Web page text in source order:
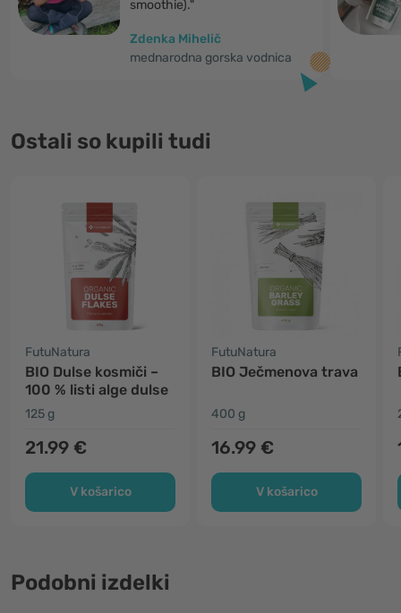
smoothie)."
Zdenka Mihelič
mednarodna gorska vodnica
Ostali so kupili tudi
FutuNatura
BIO Dulse kosmiči –
100 % listi alge dulse
125 g
21.99 €
V košarico
FutuNatura
BIO Ječmenova trava
400 g
16.99 €
V košarico
Podobni izdelki